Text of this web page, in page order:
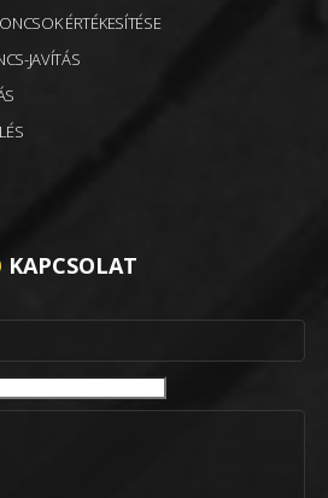
ÉRTÉKESÍTÉSE
JAVÍTÁS
KAPCSOLAT